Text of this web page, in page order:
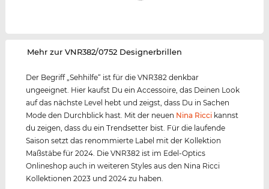
‌Mehr zur VNR382/0752 Designerbrillen
Der Begriff „Sehhilfe“ ist für die VNR382 denkbar
ungeeignet. Hier kaufst Du ein Accessoire, das Deinen Look
auf das nächste Level hebt und zeigst, dass Du in Sachen
Mode den Durchblick hast. Mit der neuen Nina Ricci kannst
du zeigen, dass du ein Trendsetter bist. Für die laufende
Saison setzt das renommierte Label mit der Kollektion
Maßstäbe für 2024. Die VNR382 ist im Edel-Optics
Onlineshop auch in weiteren Styles aus den Nina Ricci
Kollektionen 2023 und 2024 zu haben.